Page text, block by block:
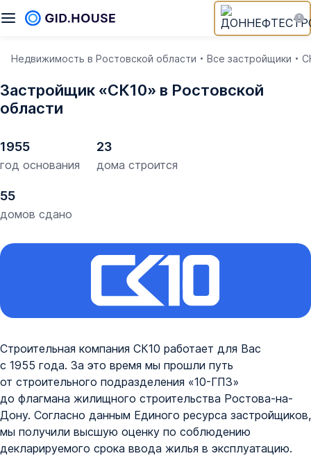
Недвижимость в Ростовской области Все застройщики
Застройщик «СК10» в Ростовской
области
1955
год основания
23
дома строится
55
домов сдано
Строительная компания СК10 работает для Вас
с 1955 года. За это время мы прошли путь
от строительного подразделения «10-ГПЗ»
до флагмана жилищного строительства Ростова-на-
Дону. Согласно данным Единого ресурса застройщиков,
мы получили высшую оценку по соблюдению
декларируемого срока ввода жилья в эксплуатацию.